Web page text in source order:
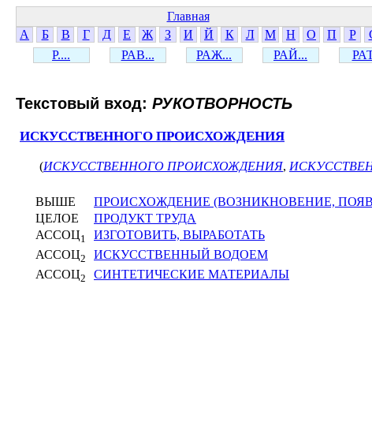
Главная
А
Б В Г Д Е Ж З И Й К Л М Н О П Р
Р....
РАВ... РАЖ... РАЙ...
Текстовый вход: РУКОТВОРНОСТЬ
ИСКУССТВЕННОГО ПРОИСХОЖДЕНИЯ
(ИСКУССТВЕННОГО ПРОИСХОЖДЕНИЯ,
ВЫШЕ
ПРОИСХОЖДЕНИЕ (ВОЗНИКНОВЕНИЕ,
ЦЕЛОЕ
ПРОДУКТ ТРУДА
АССОЦ1
ИЗГОТОВИТЬ, ВЫРАБОТАТЬ
АССОЦ2
ИСКУССТВЕННЫЙ ВОДОЕМ
АССОЦ2 СИНТЕТИЧЕСКИЕ МАТЕРИАЛЫ